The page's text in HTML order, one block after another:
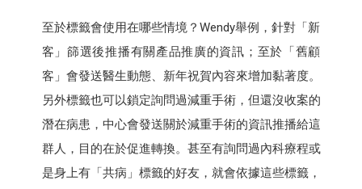
至於標籤會使用在哪些情境？Wendy舉例，針對「新
客」篩選後推播有關產品推廣的資訊；至於「舊顧
客」會發送醫生動態、新年祝賀內容來增加黏著度。
另外標籤也可以鎖定詢問過減重手術，但還沒收案的
潛在病患，中心會發送關於減重手術的資訊推播給這
群人，目的在於促進轉換。甚至有詢問過內科療程或
是身上有「共病」標籤的好友，就會依據這些標籤，